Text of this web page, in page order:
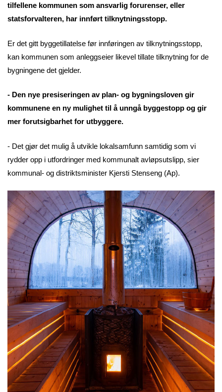
tilfellene kommunen som ansvarlig forurenser, eller
statsforvalteren, har innført tilknytningsstopp.
Er det gitt byggetillatelse før innføringen av tilknytningsstopp,
kan kommunen som anleggseier likevel tillate tilknytning for de
bygningene det gjelder.
- Den nye presiseringen av plan- og bygningsloven gir
kommunene en ny mulighet til å unngå byggestopp og gir
mer forutsigbarhet for utbyggere.
- Det gjør det mulig å utvikle lokalsamfunn samtidig som vi
rydder opp i utfordringer med kommunalt avløpsutslipp, sier
kommunal- og distriktsminister Kjersti Stenseng (Ap).